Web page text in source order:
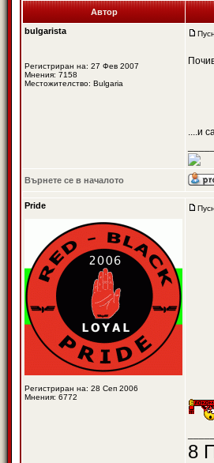
Автор
bulgarista
Регистриран на: 27 Фев 2007
Мнения: 7158
Местожителство: Bulgaria
....и
Върнете се в началото
Pride
Регистриран на: 28 Сеп 2006
Мнения: 6772
8